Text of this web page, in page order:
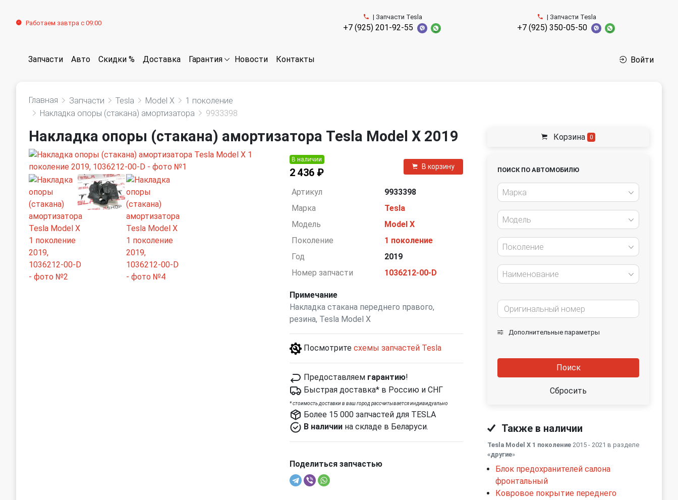
Работаем завтра с 09:00
| Запчасти Tesla
+7 (925) 201-92-55
| Запчасти Tesla
+7 (925) 350-05-50
Запчасти Авто Скидки % Доставка Гарантия Новости Контакты Войти
Главная Запчасти Tesla Model X
1 поколение
Накладка опоры (стакана) амортизатора
9933398
Накладка опоры (стакана) амортизатора Tesla Model X 2019
В наличии
2 436 ₽
В корзину
Артикул
9933398
Марка
Tesla
Модель
Model X
Поколение
1 поколение
Год
2019
Номер запчасти
1036212-00-D
Примечание
Накладка стакана переднего правого,
резина, Tesla Model X
Посмотрите схемы запчастей Tesla
Предоставляем гарантию!
Быстрая доставка* в Россию и СНГ
*cтоимость доставки в ваш город рассчитывается индивидуально
Более 15 000 запчастей для TESLA
В наличиина складе в Беларуси.
Поделиться запчастью
Корзина 0
ПОИСК ПО АВТОМОБИЛЮ
Марка
Модель
Поколение
Наименование
Дополнительные параметры
Поиск
Сбросить
Также в наличии
Tesla Model X 1 поколение 2015 - 2021 в разделе
«другие»
Блок предохранителей салона
фронтальный
Ковровое покрытие переднего